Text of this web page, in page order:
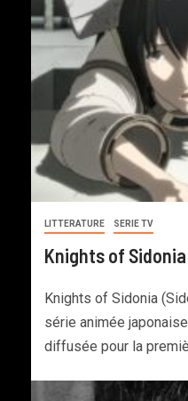
LITTERATURE SERIE TV
Knights of Sidonia
Knights of Sidonia
série animée
diffusée pour la